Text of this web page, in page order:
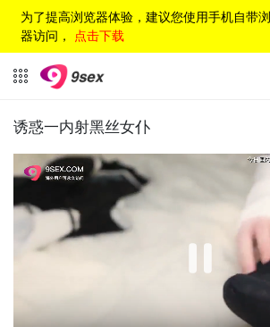
为了提高浏览器体验，建议您使用手机自带
器访问， 点击下载
诱惑一内射黑丝女仆